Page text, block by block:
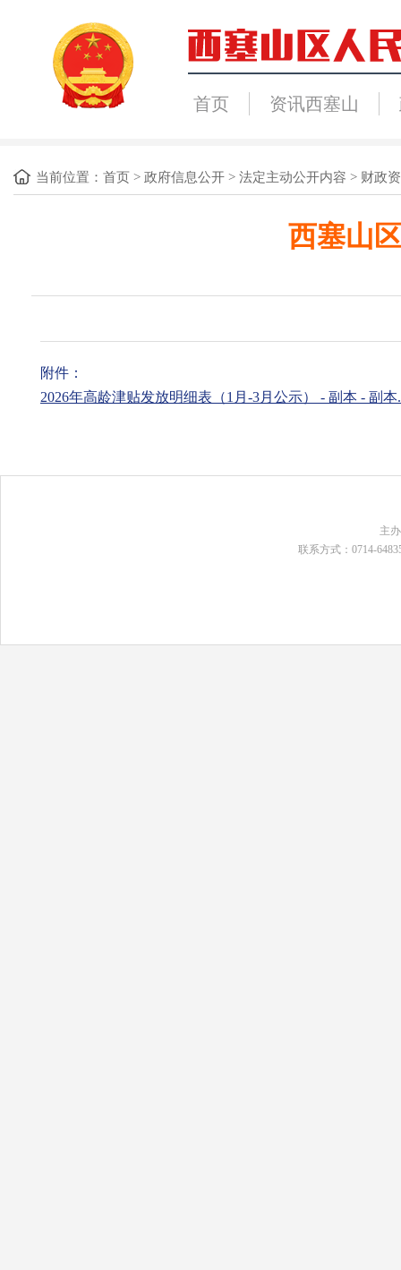
首页 资讯西塞山
当前位置： 首页 > 政府信息公开 > 法定主动公开内容 > 财政
西塞山
附件：
2026年高龄津贴发放明细表（1月-3月公示） - 副本 - 副本
主
联系方式：0714-